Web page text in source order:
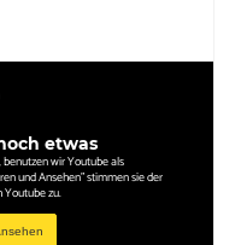
etwas
wir Youtube als
und Ansehen" stimmen sie der
zu.